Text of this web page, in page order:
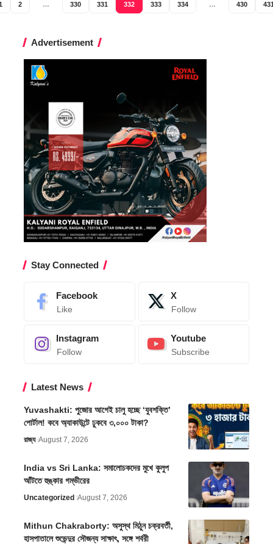
2 … 330 331 332 333 334 … 430
Advertisement
Stay Connected
Facebook
Like
X
Follow
Instagram
Follow
Youtube
Subscribe
Latest News
Yuvashakti: পুজোর আগেই চালু হচ্ছে ‘যুবশক্তি’
পোর্টাল! কবে অ্যাকাউন্টে ঢুকবে ৩,০০০ টাকা?
রাজ্য August 7, 2026
India vs Sri Lanka: সমালোচকদের মুখে কুলুপ
আঁটতে হুঙ্কার গম্ভীরের
Uncategorized August 7, 2026
Mithun Chakraborty: অসুস্থ মিঠুন চক্রবর্তী,
হাসপাতালে শুভেন্দুর সৌজন্য সাক্ষাৎ, সঙ্গে শর্বরী